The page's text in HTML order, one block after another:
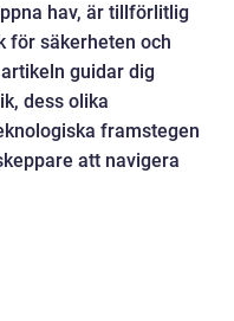
hav, är tillförlitlig
för säkerheten och
guidar dig
dess olika
framstegen
att navigera